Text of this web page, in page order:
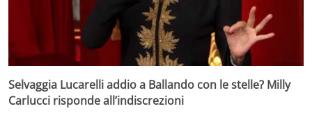
Selvaggia Lucarelli addio a Ballando con le stelle? Milly
Carlucci risponde all’indiscrezioni